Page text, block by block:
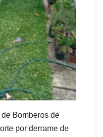
Bomberos de
por derrame de